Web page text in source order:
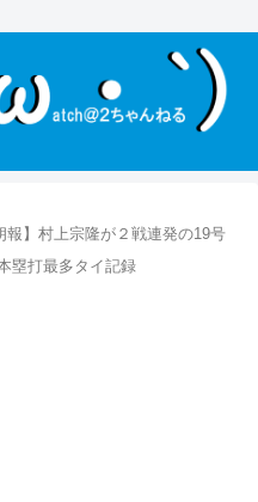
報】村上宗隆が２戦連発の19号
塁打最多タイ記録